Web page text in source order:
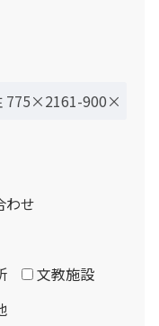
わせ
文教施設